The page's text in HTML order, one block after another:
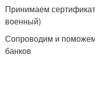
Принимаем
военный)
Сопроводим и поможем
банков